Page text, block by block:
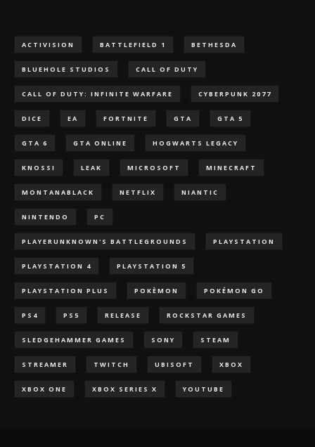
ACTIVISION BATTLEFIELD 1 BETHESDA
BLUEHOLE STUDIOS CALL OF DUTY
CALL OF DUTY: INFINITE WARFARE CYBERPUNK 2077
DICE EA FORTNITE GTA GTA 5
GTA 6 GTA ONLINE HOGWARTS LEGACY
KNOSSI LEAK MICROSOFT MINECRAFT
MONTANABLACK NETFLIX NIANTIC
NINTENDO PC
PLAYERUNKNOWN'S BATTLEGROUNDS PLAYSTATION
PLAYSTATION 4 PLAYSTATION 5
PLAYSTATION PLUS POKÈMON POKÉMON GO
PS4 PS5 RELEASE ROCKSTAR GAMES
SLEDGEHAMMER GAMES SONY STEAM
STREAMER TWITCH UBISOFT XBOX
XBOX ONE XBOX SERIES X YOUTUBE